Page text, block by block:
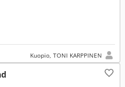
Kuopio, TONI KARPPINEN